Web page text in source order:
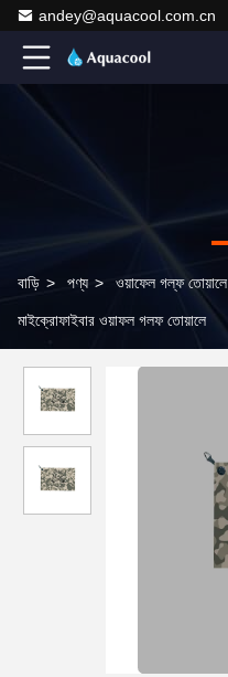
andey@aquacool.com.cn
বাড়ি > পণ্য > ওয়াফেল গল্ফ তোয়ালে
মাইক্রোফাইবার ওয়াফল গলফ তোয়ালে